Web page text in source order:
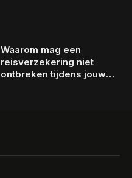
Waarom mag een
reisverzekering niet
ontbreken tijdens jouw